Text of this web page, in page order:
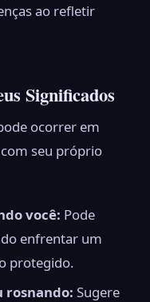
ao refletir
Significados
ocorrer em
seu próprio
você: Pode
enfrentar um
protegido.
rosnando: Sugere